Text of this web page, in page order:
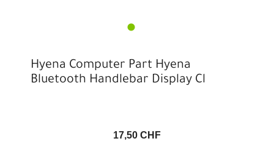
Hyena Computer Part Hyena
Bluetooth Handlebar Display Cl
17,50 CHF